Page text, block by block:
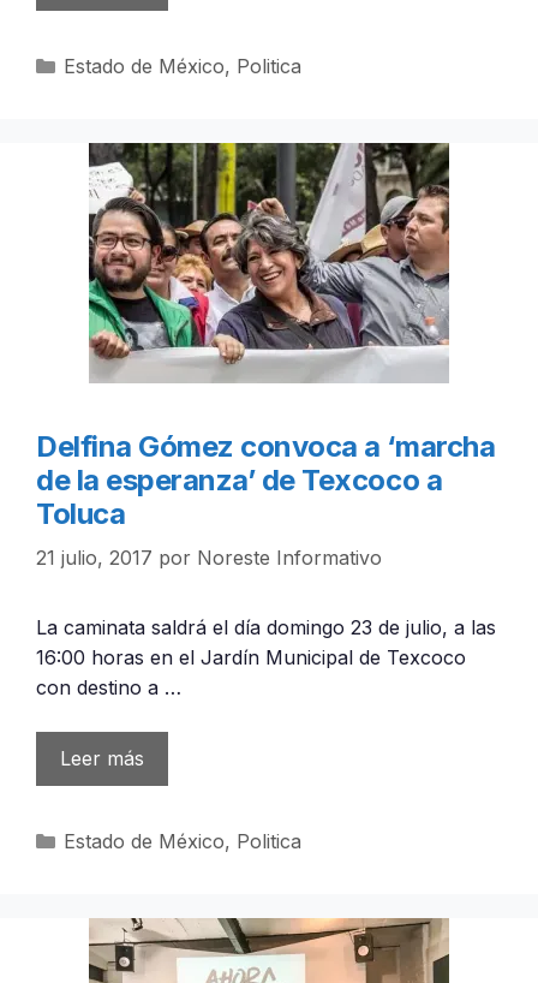
Categorías
Estado de México, Politica
Delfina Gómez convoca a ‘marcha
de la esperanza’ de Texcoco a
Toluca
21 julio, 2017 por Noreste Informativo
La caminata saldrá el día domingo 23 de julio, a las
16:00 horas en el Jardín Municipal de Texcoco
con destino a …
Leer más
Categorías
Estado de México, Politica